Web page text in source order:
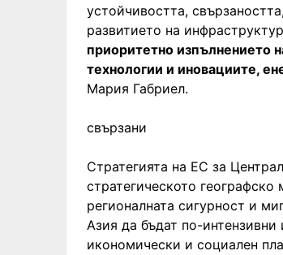
устойчивостта,
развитието на
приоритетно изпълнението
технологии и иновациите,
Мария Габриел.
свързани
Стратегията на ЕС за
стратегическото
регионалната сигурност и
Азия да бъдат по-
икономически и социален